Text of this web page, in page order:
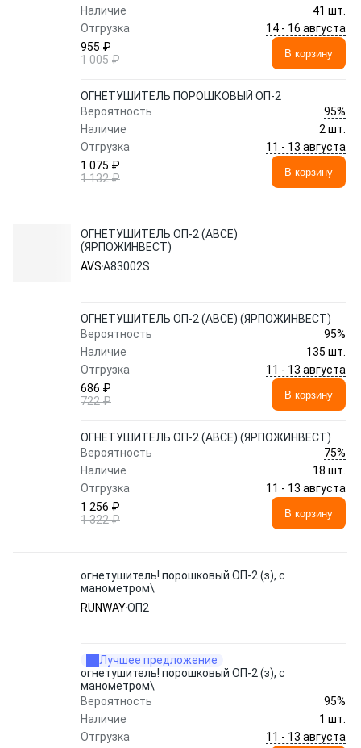
Наличие
41 шт.
Отгрузка
14 - 16 августа
955 ₽
1 005 ₽
В корзину
ОГНЕТУШИТЕЛЬ ПОРОШКОВЫЙ ОП-2
Вероятность
95%
Наличие
2 шт.
Отгрузка
11 - 13 августа
1 075 ₽
1 132 ₽
В корзину
ОГНЕТУШИТЕЛЬ ОП-2 (ABCE)
(ЯРПОЖИНВЕСТ)
AVSA83002S
ОГНЕТУШИТЕЛЬ ОП-2 (ABCE) (ЯРПОЖИНВЕСТ)
Вероятность
95%
Наличие
135 шт.
Отгрузка
11 - 13 августа
686 ₽
722 ₽
В корзину
ОГНЕТУШИТЕЛЬ ОП-2 (ABCE) (ЯРПОЖИНВЕСТ)
Вероятность
75%
Наличие
18 шт.
Отгрузка
11 - 13 августа
1 256 ₽
1 322 ₽
В корзину
огнетушитель! порошковый ОП-2 (з), с
манометром\
RUNWAYОП2
Лучшее предложение
огнетушитель! порошковый ОП-2 (з), с
манометром\
Вероятность
95%
Наличие
1 шт.
Отгрузка
11 - 13 августа